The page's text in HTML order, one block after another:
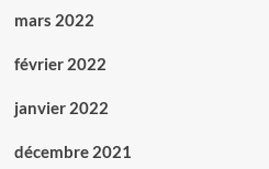
mars 2022
février 2022
janvier 2022
décembre 2021